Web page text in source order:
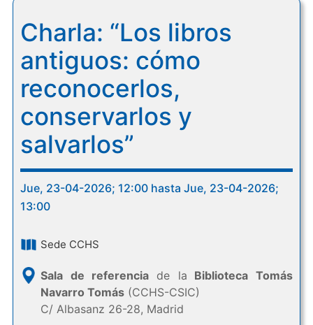
Charla: “Los libros
antiguos: cómo
reconocerlos,
conservarlos y
salvarlos”
Jue, 23-04-2026; 12:00 hasta Jue, 23-04-2026;
13:00
Sede CCHS
Sala de referencia de la Biblioteca Tomás
Navarro Tomás(CCHS-CSIC)
C/ Albasanz 26-28, Madrid